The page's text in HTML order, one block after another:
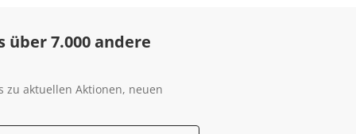
über 7.000 andere
aktuellen Aktionen, neuen